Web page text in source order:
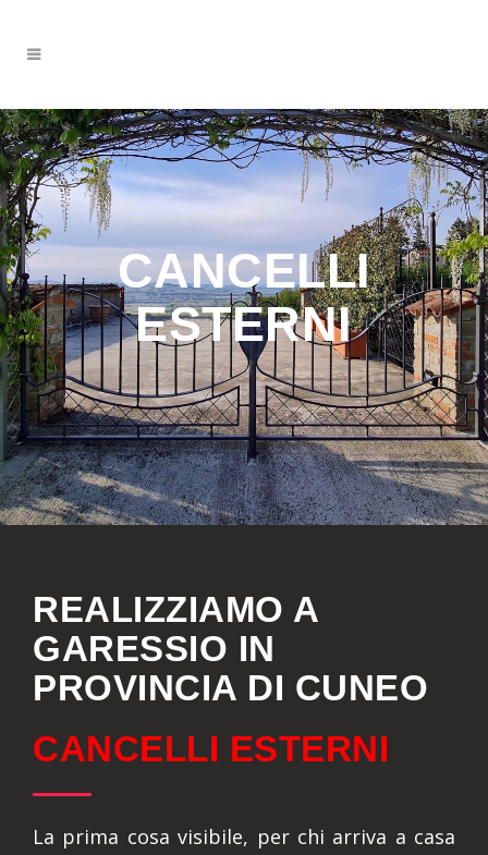
CANCELLI
ESTERNI
REALIZZIAMO A
GARESSIO IN
PROVINCIA DI CUNEO
CANCELLI ESTERNI
La prima cosa visibile, per chi arriva a casa